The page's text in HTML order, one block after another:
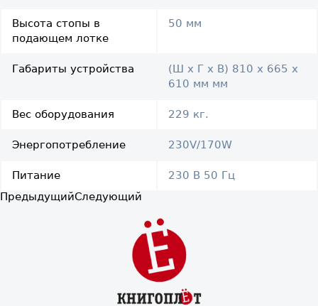
Высота стопы в
подающем лотке
50 мм
Габариты устройства
(Ш х Г х В) 810 х 665 х
610 мм мм
Вес оборудования 229 кг.
Энергопотребление 230V/170W
Питание
230 В 50 Гц
ПредыдущийСледующий